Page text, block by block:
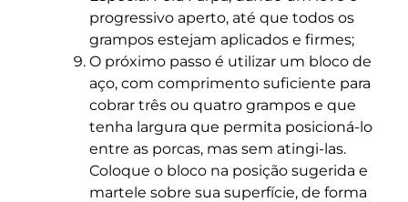
progressivo aperto, até que todos os
grampos estejam aplicados e firmes;
O próximo passo é utilizar um bloco de
aço, com comprimento suficiente para
cobrar três ou quatro grampos e que
tenha largura que permita posicioná-lo
entre as porcas, mas sem atingi-las.
Coloque o bloco na posição sugerida e
martele sobre sua superfície, de forma